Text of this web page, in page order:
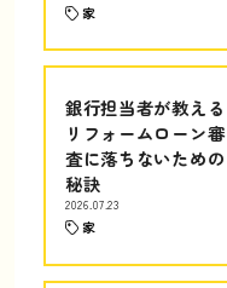
家
銀行担当者が教える
リフォームローン審
査に落ちないための
秘訣
2026.07.23
家